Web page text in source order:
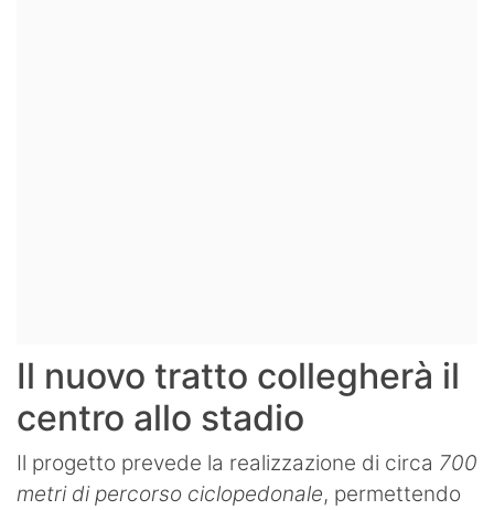
Il nuovo tratto collegherà il
centro allo stadio
Il progetto prevede la realizzazione di circa 700
metri di percorso ciclopedonale, permettendo